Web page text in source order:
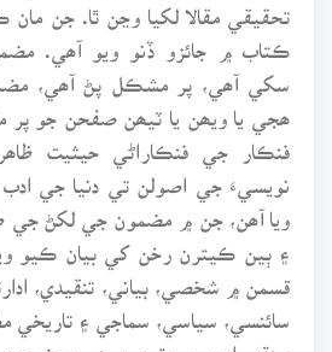
تحقيقي مقالا لکيا وڃن ٿا. جن
ڪتاب ۾ جائزو ڏنو ويو آھي.
سکي آھي، پر مشڪل پڻ آھي،
ھجي يا ويھن يا ٽيھن صفحن جو پر
فنڪار جي فنڪاراڻي حيثيت
نويسيءَ جي اصولن تي دنيا جي
ويا آھن، جن ۾ مضمون جي لکڻ جي
۽ ٻين ڪيترن رخن کي بيان ڪيو
قسمن ۾ شخصي، بياني، تنقيدي،
سائنسي، سياسي، سماجي ۽ تاريخي
سنڌي ادب ۾ مٿين سڀني موضوعن